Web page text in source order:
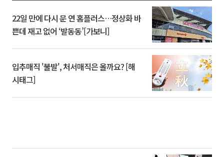
22일 만에 다시 문 연 홈플러스…정상화 바
쁜데 재고 없어 ‘발동동’[가보니]
입추매직 '불발', 처서매직은 올까요? [해
시태그]